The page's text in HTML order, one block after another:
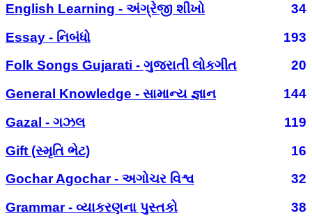
English Learning - અંગ્રેજી શીખો
34
Essay - નિબંધો
193
Folk Songs Gujarati - ગુજરાતી લોકગીત
20
General Knowledge - સામાન્ય જ્ઞાન
144
Gazal - ગઝલ
119
Gift (સ્મૃતિ ભેટ)
16
Gochar Agochar - અગોચર વિશ્વ
32
Grammar - વ્યાકરણના પુસ્તકો
38